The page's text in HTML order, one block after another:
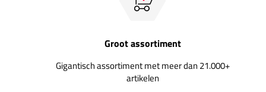
Groot assortiment
Gigantisch assortiment met meer dan 21.000+
artikelen